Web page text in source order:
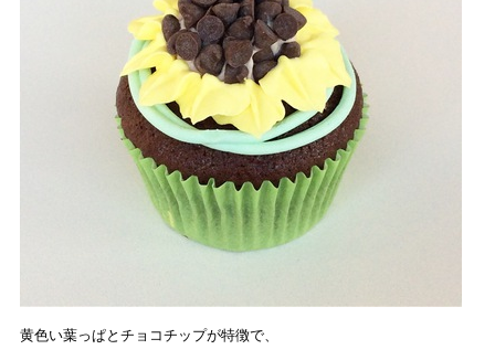
黄色い葉っぱとチョコチップが特徴で、